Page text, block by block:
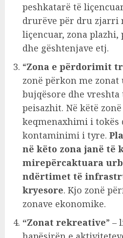
peshkatarë të
drurëve për dru zjarri
liçencuar, zona
dhe gështenjave etj.
“Zona e përdorimit
zonë përkon me
bujqësore dhe vreshta
peisazhit. Në këtë
keqmenaxhimi i tokës
kontaminimi i tyre.
në këto zona janë të
mirepërcaktuara
ndërtimet të
kryesore. Kjo zonë
zonave ekonomike.
“Zonat rekreative” –